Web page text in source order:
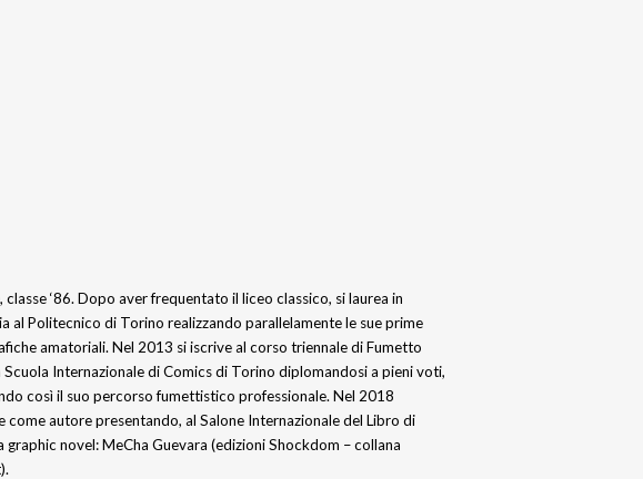
classe ‘86. Dopo aver frequentato il liceo classico, si laurea in
al Politecnico di Torino realizzando parallelamente le sue prime
amatoriali. Nel 2013 si iscrive al corso triennale di Fumetto
Scuola Internazionale di Comics di Torino diplomandosi a pieni voti,
così il suo percorso fumettistico professionale. Nel 2018
come autore presentando, al Salone Internazionale del Libro di
graphic novel: MeCha Guevara (edizioni Shockdom – collana